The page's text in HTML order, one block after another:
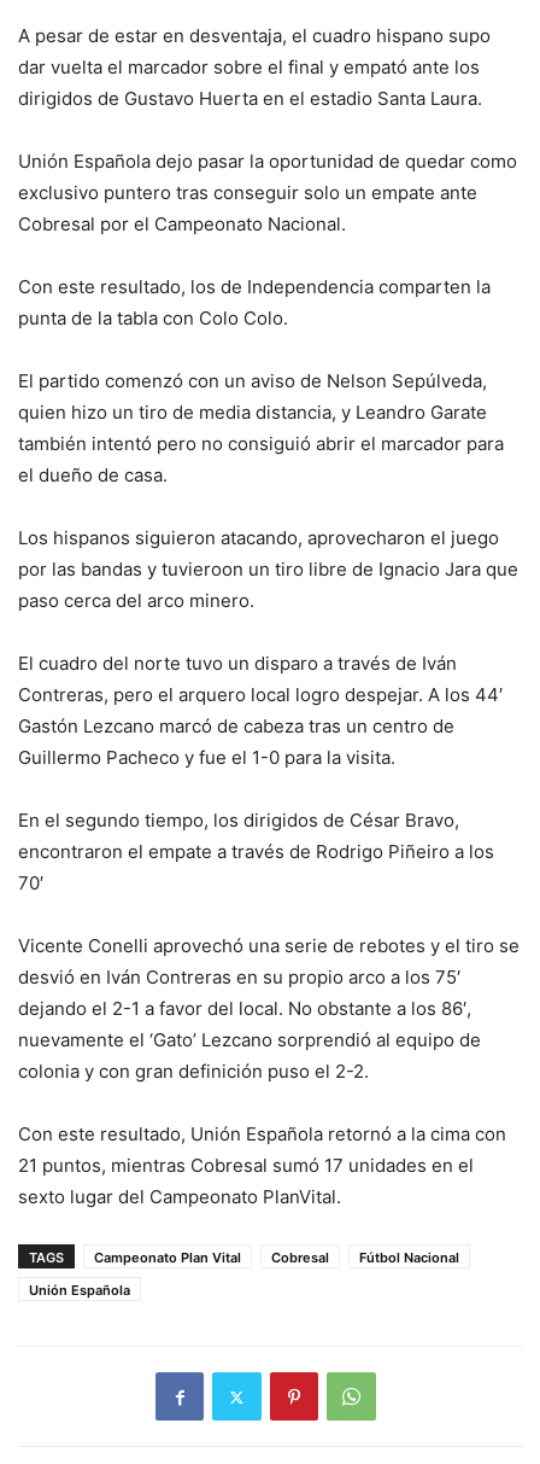
A pesar de estar en desventaja, el cuadro hispano supo
dar vuelta el marcador sobre el final y empató ante los
dirigidos de Gustavo Huerta en el estadio Santa Laura.
Unión Española dejo pasar la oportunidad de quedar como
exclusivo puntero tras conseguir solo un empate ante
Cobresal por el Campeonato Nacional.
Con este resultado, los de Independencia comparten la
punta de la tabla con Colo Colo.
El partido comenzó con un aviso de Nelson Sepúlveda,
quien hizo un tiro de media distancia, y Leandro Garate
también intentó pero no consiguió abrir el marcador para
el dueño de casa.
Los hispanos siguieron atacando, aprovecharon el juego
por las bandas y tuvieroon un tiro libre de Ignacio Jara que
paso cerca del arco minero.
El cuadro del norte tuvo un disparo a través de Iván
Contreras, pero el arquero local logro despejar. A los 44′
Gastón Lezcano marcó de cabeza tras un centro de
Guillermo Pacheco y fue el 1-0 para la visita.
En el segundo tiempo, los dirigidos de César Bravo,
encontraron el empate a través de Rodrigo Piñeiro a los
70′
Vicente Conelli aprovechó una serie de rebotes y el tiro se
desvió en Iván Contreras en su propio arco a los 75′
dejando el 2-1 a favor del local. No obstante a los 86′,
nuevamente el ‘Gato’ Lezcano sorprendió al equipo de
colonia y con gran definición puso el 2-2.
Con este resultado, Unión Española retornó a la cima con
21 puntos, mientras Cobresal sumó 17 unidades en el
sexto lugar del Campeonato PlanVital.
TAGS Campeonato Plan Vital Cobresal
Fútbol Nacional
Unión Española